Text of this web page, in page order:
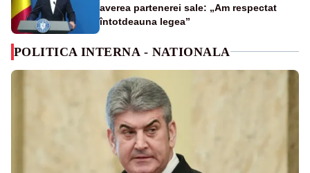
averea partenerei sale: „Am respectat
întotdeauna legea”
POLITICA INTERNA - NATIONALA